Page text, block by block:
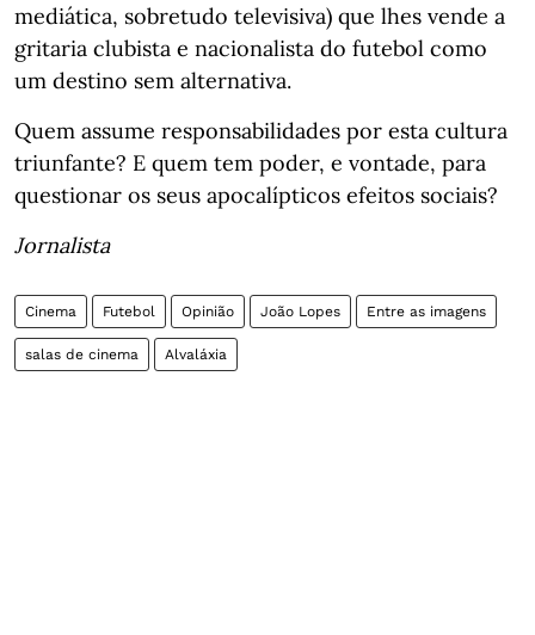
mediática, sobretudo televisiva) que lhes vende a
gritaria clubista e nacionalista do futebol como
um destino sem alternativa.
Quem assume responsabilidades por esta cultura
triunfante? E quem tem poder, e vontade, para
questionar os seus apocalípticos efeitos sociais?
Jornalista
Cinema Futebol Opinião João Lopes Entre as imagens
salas de cinema Alvaláxia